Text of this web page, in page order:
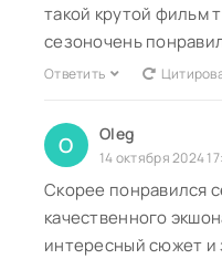
такой крутой фильм
сезоночень
Ответить
O Oleg
14 октября 2024
Скорее понравился
качественного
интересный сюжет